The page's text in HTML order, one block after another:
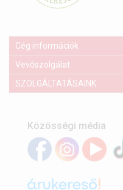
Cég információk
Vevőszolgálat
SZOLGÁLTATÁSAINK
Közösségi média